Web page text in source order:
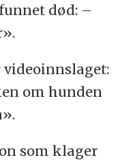
død: –
videoinnslaget:
om hunden
som klager